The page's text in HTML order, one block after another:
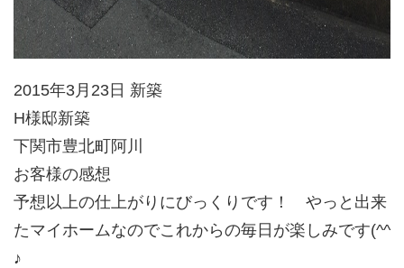
2015年3月23日 新築
H様邸新築
下関市豊北町阿川
お客様の感想
予想以上の仕上がりにびっくりです！ やっと出来
たマイホームなのでこれからの毎日が楽しみです(^^
♪